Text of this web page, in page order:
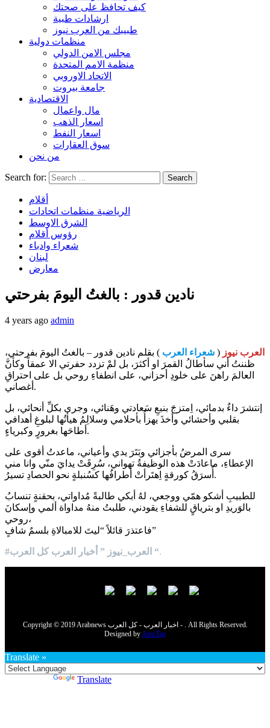
كيف تحافظ على صحتك
ارشادات طبية
طبيبك من العرب نيوز
منظمات دولية
مجلس الامن الدولي
منظمة الامم المتحدة
الاتحاد الاوروبي
جامعة بيروت
الاقتصادية
مال واعمال
اسعار الذهب
اسعار النفط
سوق العقارات
من نحن
Search for:
أقلام
الرياضية منظمات اتحادات
الشرق الاوسط
رؤوس أقلام
شعراء وادباء
لبنان
معارض
نادين قدور : بالغتُ اليومَ بفرحتي
4 years ago admin
العرب نيوز ( شعراء العرب ) بقلم نادين قدور – بالغتُ اليومَ بفرحتي،
ظننتُ أني سأطالُ القمرَ او أكثرَ، بل لمْ تزدد حفرتي الا عمقاً وكأنَّ
العالمَ راهنَ على خلودِ أحزاني، على انطفاءِ روحي بل على احتراقِ
أغصاني.
إنتشرَ داءٌ بدمائي، اِمتزجَ بنبعِ سَعادتي وهَنائي، وجرى بكلِّ أنحائي، بل
بقلبي وأحشائي وأخذَ يهزأُ بأحلامي وسلالِمُ هيأتُها لبلوغِ أهدافي
أطاحَها بغرورٍ وكبرياءٍ.
سرى المرضُ بأجزائي وبَتَرَ يدي وأعياني، ماعدتُ أقوى على
الإعطاءِ، ماعادَتْ هذه الوظيفةُ تهواني، سُرِقَتْ يدايَ منّي وانا مني
أُسرَقُ كورقةٍ اِهتَرأتْ أطرافُها كسُنبلةٍ نحو الحصادِ تسيرُ.
للطبيبِ أشكو همّي ووجعي، لهُ أبكي طالبةً مُداواتي، بحقنةٍ تنسابُ
بالوَريدِ او بترياقٍ للشفاءِ يقودني، طلبتُ منهُ مداواة ألمي وإسكانَ
روحي،
فاعتذرَ قائلاً “ليتَ للامبالاةِ بلسمٌ شافٍ”
#العرب_نيوز ” أخبار العرب كل العرب “.
Copyright © 2019 Arabnews اخبار العرب - كل العرب - . All Rights Reserved.
Designed byAmcTag
Translate »
Translate